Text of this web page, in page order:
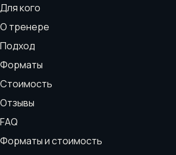
Для кого
О тренере
Подход
Форматы
Стоимость
Отзывы
FAQ
Форматы и стоимость